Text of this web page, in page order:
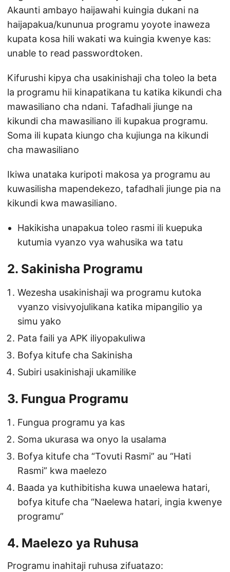
Akaunti ambayo haijawahi kuingia dukani na
haijapakua/kununua programu yoyote inaweza
kupata kosa hili wakati wa kuingia kwenye kas:
unable to read passwordtoken.
Kifurushi kipya cha usakinishaji cha toleo la beta
la programu hii kinapatikana tu katika kikundi cha
mawasiliano cha ndani. Tafadhali jiunge na
kikundi cha mawasiliano ili kupakua programu.
Soma ili kupata kiungo cha kujiunga na kikundi
cha mawasiliano
Ikiwa unataka kuripoti makosa ya programu au
kuwasilisha mapendekezo, tafadhali jiunge pia na
kikundi kwa mawasiliano.
Hakikisha unapakua toleo rasmi ili kuepuka
kutumia vyanzo vya wahusika wa tatu
2. Sakinisha Programu
Wezesha usakinishaji wa programu kutoka
vyanzo visivyojulikana katika mipangilio ya
simu yako
Pata faili ya APK iliyopakuliwa
Bofya kitufe cha Sakinisha
Subiri usakinishaji ukamilike
3. Fungua Programu
Fungua programu ya kas
Soma ukurasa wa onyo la usalama
Bofya kitufe cha “Tovuti Rasmi” au “Hati
Rasmi” kwa maelezo
Baada ya kuthibitisha kuwa unaelewa hatari,
bofya kitufe cha “Naelewa hatari, ingia kwenye
programu”
4. Maelezo ya Ruhusa
Programu inahitaji ruhusa zifuatazo: